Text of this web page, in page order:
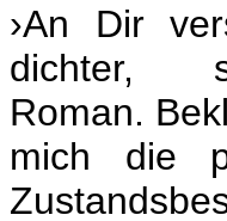
›An Dir
dichter,
Roman.
mich die